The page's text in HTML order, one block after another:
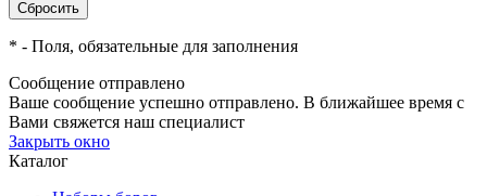
* - Поля, обязательные для заполнения
Сообщение отправлено
Ваше сообщение успешно отправлено. В ближайшее время с
Вами свяжется наш специалист
Закрыть окно
Каталог